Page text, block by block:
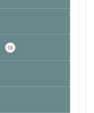
18